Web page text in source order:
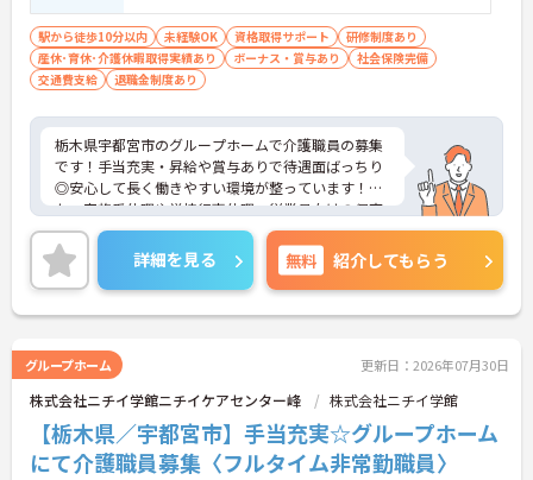
駅から徒歩10分以内 未経験OK 資格取得サポート
研修制度あり
産休･育休･介護休暇取得実績あり
ボーナス・賞与あり
社会保険完備
交通費支給
退職金制度あり
栃木県宇都宮市のグループホームで介護職員の募集
です！手当充実・昇給や賞与ありで待遇面ばっちり
◎安心して長く働きやすい環境が整っています！ま
た、家族愛休暇や学校行事休暇、従業員向けの保育
所ありでご家族がいる方でも安心♪駅から徒歩7分
と好立地で通勤しやすい職場なのもうれしいポイン
ト！ご興味のある方は面接ポイントをお伝えします
ので、お気軽にご連絡ください！
詳細を見る 無料 紹介してもらう
グループホーム 更新日：2026年07月30日
株式会社ニチイ学館ニチイケアセンター峰 株式会社ニチイ学館
【栃木県／宇都宮市】手当充実☆グループホーム
にて介護職員募集〈フルタイム非常勤職員〉